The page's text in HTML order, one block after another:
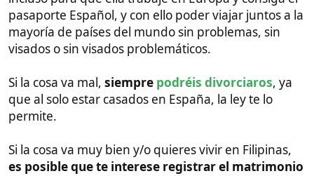
la verdad es que no quiero extenderme demasiado
y hacer una mega guía, así que perdonadme si lo
hago, porque hay que matizar algunas cosas
Lo primero es que vayas a tu notarioen España
(en el municipio donde estés empadronado)
y te
informessi él puede casarte por poderes o no,
que ponen pegas, que son Madrid, Cataluña,
Comunidad Valenciana (da problemas) y País Vasco.